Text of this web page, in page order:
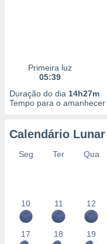
Primeira luz
05:39
Duração do dia 14h27m
Tempo para o amanhecer
Calendário Lunar
Seg Ter Qua
10 11 12
17 18 19